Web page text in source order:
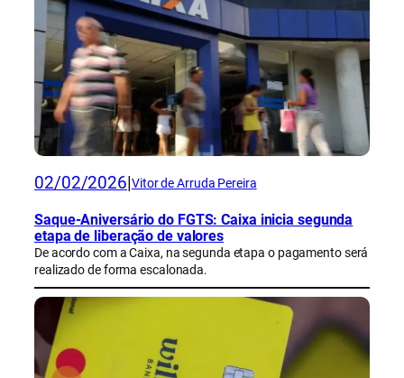
02/02/2026 Vitor de Arruda Pereira
Saque-Aniversário do FGTS: Caixa inicia segunda
etapa de liberação de valores
De acordo com a Caixa, na segunda etapa o pagamento será
realizado de forma escalonada.